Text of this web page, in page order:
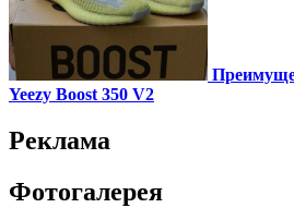
Yeezy Boost 350 V2
Реклама
Фотогалерея